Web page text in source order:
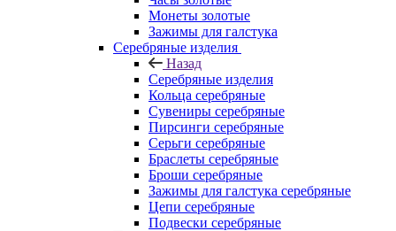
Монеты золотые
Зажимы для галстука
Серебряные изделия
Назад
Серебряные изделия
Кольца серебряные
Сувениры серебряные
Пирсинги серебряные
Серьги серебряные
Браслеты серебряные
Броши серебряные
Зажимы для галстука серебряные
Цепи серебряные
Подвески серебряные